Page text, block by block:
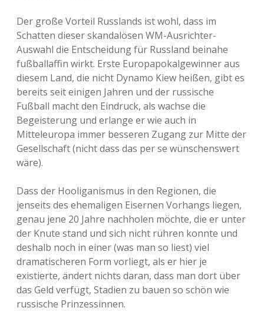
Der große Vorteil Russlands ist wohl, dass im
Schatten dieser skandalösen WM-Ausrichter-
Auswahl die Entscheidung für Russland beinahe
fußballaffin wirkt. Erste Europapokalgewinner aus
diesem Land, die nicht Dynamo Kiew heißen, gibt es
bereits seit einigen Jahren und der russische
Fußball macht den Eindruck, als wachse die
Begeisterung und erlange er wie auch in
Mitteleuropa immer besseren Zugang zur Mitte der
Gesellschaft (nicht dass das per se wünschenswert
wäre).
Dass der Hooliganismus in den Regionen, die
jenseits des ehemaligen Eisernen Vorhangs liegen,
genau jene 20 Jahre nachholen möchte, die er unter
der Knute stand und sich nicht rühren konnte und
deshalb noch in einer (was man so liest) viel
dramatischeren Form vorliegt, als er hier je
existierte, ändert nichts daran, dass man dort über
das Geld verfügt, Stadien zu bauen so schön wie
russische Prinzessinnen.